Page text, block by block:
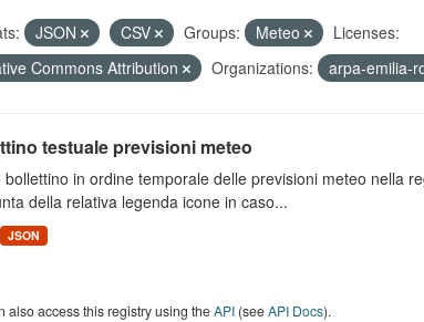
JSON CSV Groups: Meteo
Licenses:
Commons Attribution
Organizations: arpa-emilia-
testuale previsioni meteo
bollettino in ordine temporale delle previsioni meteo nella
della relativa legenda icone in caso...
JSON
also access this registry using theAPI(seeAPI Docs).